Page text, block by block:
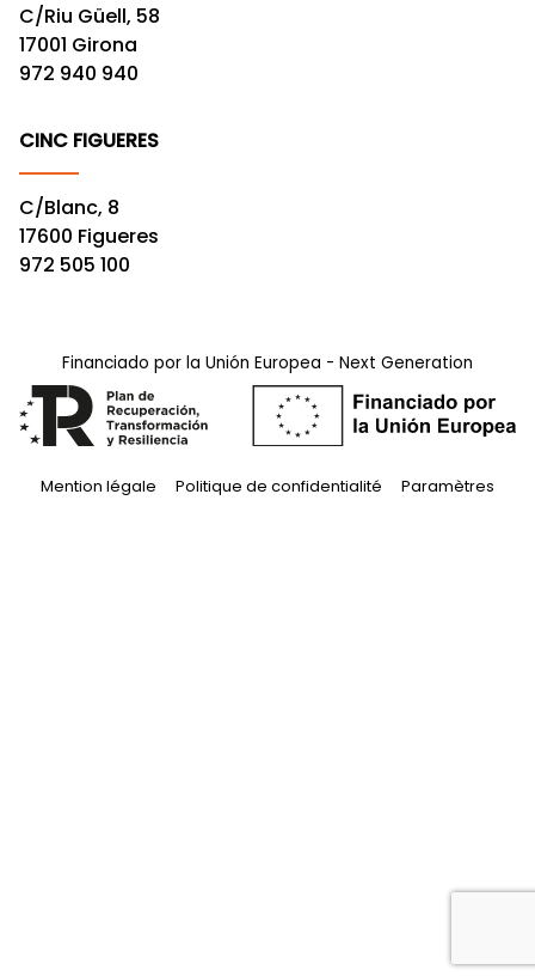
C/Riu Güell, 58
17001 Girona
972 940 940
CINC FIGUERES
C/Blanc, 8
17600 Figueres
972 505 100
Financiado por la Unión Europea - Next Generation
Mention légale Politique de confidentialité Paramètres